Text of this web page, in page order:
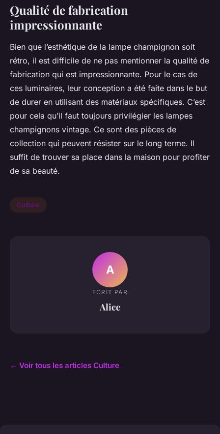
Qualité de fabrication
impressionnante
Bien que l’esthétique de la lampe champignon soit
rétro, il est difficile de ne pas mentionner la qualité de
fabrication qui est impressionnante. Pour le cas de
ces luminaires, leur conception a été faite dans le but
de durer en utilisant des matériaux spécifiques. C’est
pour cela qu’il faut toujours privilégier les lampes
champignons vintage. Ce sont des pièces de
collection qui peuvent résister sur le long terme. Il
suffit de trouver sa place dans la maison pour profiter
de sa beauté.
Culture
A
ECRIT PAR
Alice
← Voir tous les articles Culture